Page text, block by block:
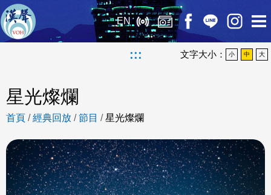
EN
::: 文字大小： 小 中 大
星光燦爛
首頁 /經典回放 /節目 /星光燦爛